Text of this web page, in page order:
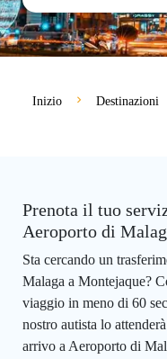
Inizio Destinazioni
Prenota il tuo
Aeroporto di
Sta cercando un
Malaga a Montejaque?
viaggio in meno di 60
nostro autista lo
arrivo a Aeroporto di